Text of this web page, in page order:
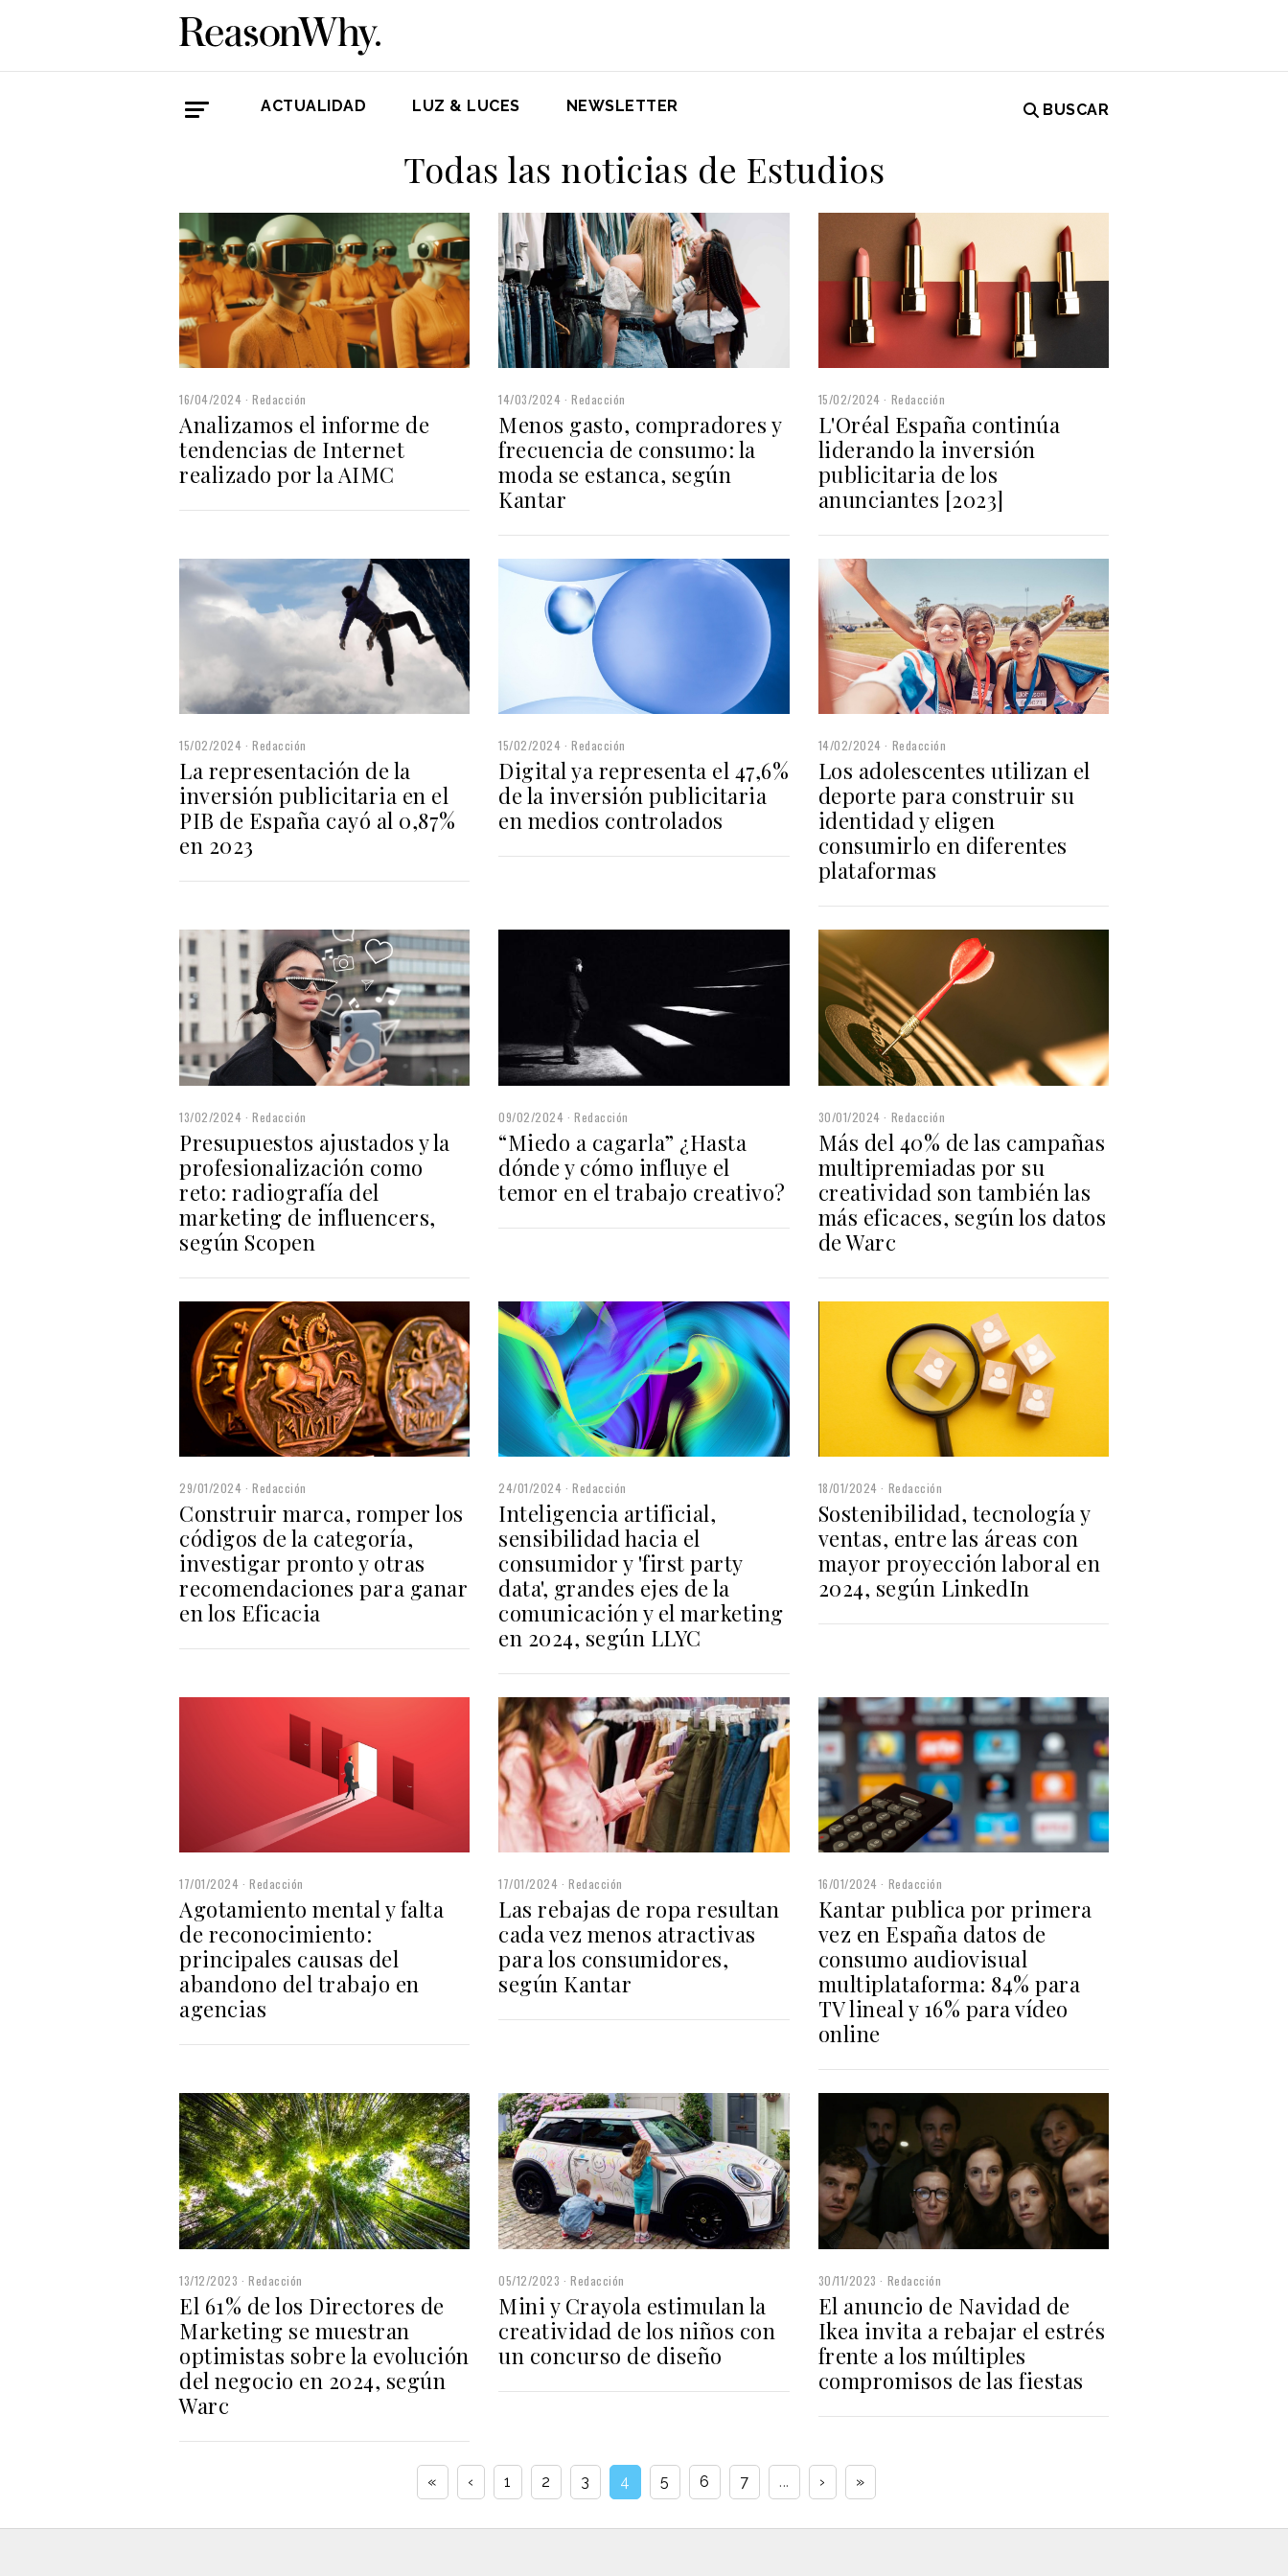
ACTUALIDAD LUZ & LUCES NEWSLETTER BUSCAR
Todas las noticias de Estudios
16/04/2024 Redacción
Analizamos el informe de
tendencias de Internet
realizado por la AIMC
14/03/2024 Redacción
Menos gasto, compradores y
frecuencia de consumo: la
moda se estanca, según
Kantar
15/02/2024 Redacción
L'Oréal España continúa
liderando la inversión
publicitaria de los
anunciantes [2023]
15/02/2024 Redacción
La representación de la
inversión publicitaria en el
PIB de España cayó al 0,87%
en 2023
15/02/2024 Redacción
Digital ya representa el 47,6%
de la inversión publicitaria
en medios controlados
14/02/2024 Redacción
Los adolescentes utilizan el
deporte para construir su
identidad y eligen
consumirlo en diferentes
plataformas
13/02/2024 Redacción
Presupuestos ajustados y la
profesionalización como
reto: radiografía del
marketing de influencers,
según Scopen
09/02/2024 Redacción
“Miedo a cagarla” ¿Hasta
dónde y cómo influye el
temor en el trabajo creativo?
30/01/2024 Redacción
Más del 40% de las campañas
multipremiadas por su
creatividad son también las
más eficaces, según los datos
de Warc
29/01/2024 Redacción
Construir marca, romper los
códigos de la categoría,
investigar pronto y otras
recomendaciones para ganar
en los Eficacia
24/01/2024 Redacción
Inteligencia artificial,
sensibilidad hacia el
consumidor y 'first party
data', grandes ejes de la
comunicación y el marketing
en 2024, según LLYC
18/01/2024 Redacción
Sostenibilidad, tecnología y
ventas, entre las áreas con
mayor proyección laboral en
2024, según LinkedIn
17/01/2024 Redacción
Agotamiento mental y falta
de reconocimiento:
principales causas del
abandono del trabajo en
agencias
17/01/2024 Redacción
Las rebajas de ropa resultan
cada vez menos atractivas
para los consumidores,
según Kantar
16/01/2024 Redacción
Kantar publica por primera
vez en España datos de
consumo audiovisual
multiplataforma: 84% para
TV lineal y 16% para vídeo
online
13/12/2023 Redacción
El 61% de los Directores de
Marketing se muestran
optimistas sobre la evolución
del negocio en 2024, según
Warc
05/12/2023 Redacción
Mini y Crayola estimulan la
creatividad de los niños con
un concurso de diseño
30/11/2023 Redacción
El anuncio de Navidad de
Ikea invita a rebajar el estrés
frente a los múltiples
compromisos de las fiestas
« ‹ 1 2 3 4 5 6 7 ... › »